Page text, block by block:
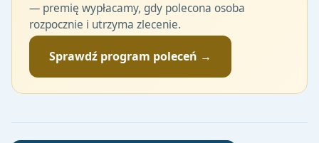
— premię wypłacamy, gdy polecona osoba
rozpocznie i utrzyma zlecenie.
Sprawdź program poleceń →